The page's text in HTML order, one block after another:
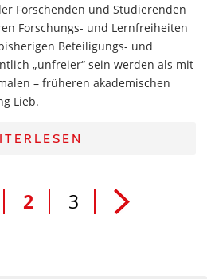
Forschenden und Studierenden
Forschungs- und Lernfreiheiten
Beteiligungs- und
„unfreier“ sein werden als mit
– früheren akademischen
Lieb.
2 3